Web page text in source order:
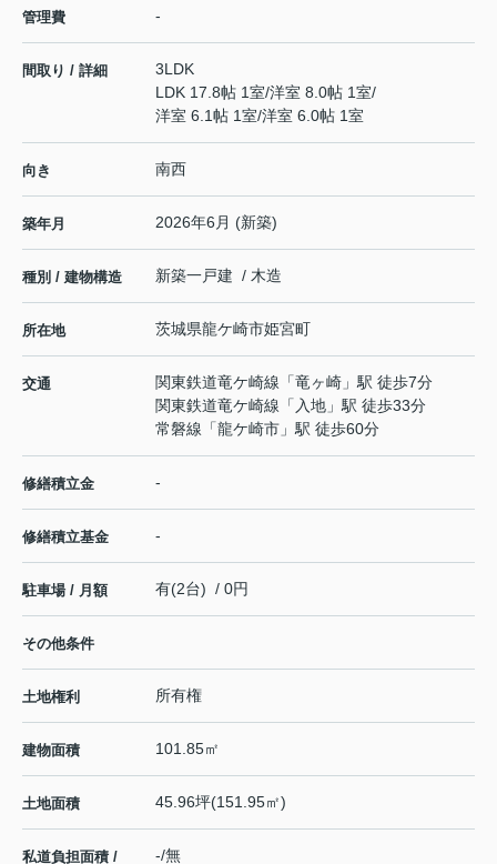
管理費 -
間取り / 詳細
3LDK
LDK 17.8帖 1室/洋室 8.0帖 1室/
洋室 6.1帖 1室/洋室 6.0帖 1室
向き 南西
築年月 2026年6月 (新築)
種別 / 建物構造 新築一戸建 / 木造
所在地 茨城県龍ケ崎市姫宮町
交通 関東鉄道竜ケ崎線 「竜ヶ崎 」駅 徒歩7分
関東鉄道竜ケ崎線 「 入地 」駅 徒歩33分
常磐線 「龍ケ崎市 」駅 徒歩60分
修繕積立金 -
修繕積立基金 -
駐車場 / 月額 有(2台) / 0円
その他条件
土地権利 所有権
建物面積 101.85㎡
土地面積 45.96坪(151.95㎡)
私道負担面積 /
-/無